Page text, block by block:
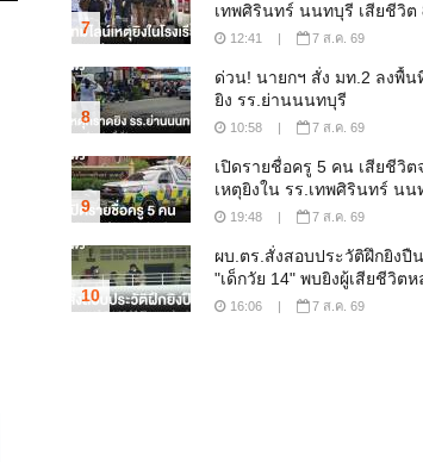
7
เทพศิรินทร์ นนทบุรี เสียชีวิต
เจ็บกว่า 20 คน
12:41 | 7 ส.ค. 69
8
ด่วน! นายกฯ สั่ง มท.2 ลงพื้น
ยิง รร.ย่านนนทบุรี
10:58 | 7 ส.ค. 69
9
เปิดรายชื่อครู 5 คน เสียชีวิต
เหตุยิงใน รร.เทพศิรินทร์ นน
19:48 | 7 ส.ค. 69
10
ผบ.ตร.สั่งสอบประวัติฝึกยิงปืน
"เด็กวัย 14" พบยิงผู้เสียชีวิตห
คนเข้าจุดสำคัญ
16:06 | 7 ส.ค. 69